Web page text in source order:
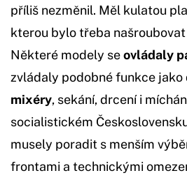
příliš nezměnil. Měl kulatou
kterou bylo třeba
Některé modely seovládaly
zvládaly podobné funkce jako
mixéry, sekání, drcení i
socialistickém
musely poradit s menším
frontami a technickými